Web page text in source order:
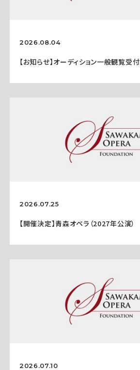
2026.08.04
【お知らせ】オーディション一般観覧受付
2026.07.25
【開催決定】青森オペラ（2027年公演）
2026.07.10